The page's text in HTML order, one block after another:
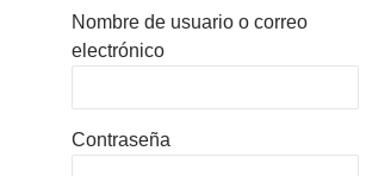
Nombre de usuario o correo
electrónico
Contraseña